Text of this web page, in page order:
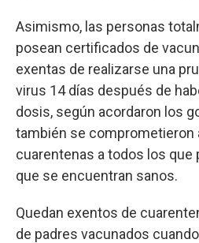
Asimismo, las personas
posean certificados de
exentas de realizarse una
virus 14 días después de
dosis, según acordaron los
también se comprometieron
cuarentenas a todos los que
que se encuentran sanos.
Quedan exentos de
de padres vacunados